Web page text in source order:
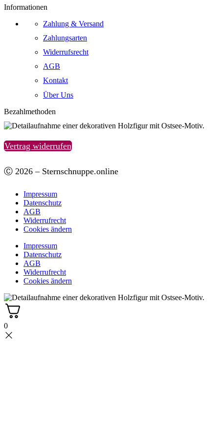
Informationen
Zahlung & Versand
Zahlungsarten
Widerrufsrecht
AGB
Kontakt
Über Uns
Bezahlmethoden
Vertrag widerrufen
Ⓒ 2026 – Sternschnuppe.online
Impressum
Datenschutz
AGB
Widerrufrecht
Cookies ändern
Impressum
Datenschutz
AGB
Widerrufrecht
Cookies ändern
0